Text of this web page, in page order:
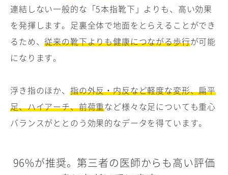
連結しない一般的な「5本指靴下」よりも、高い効果
を発揮します。足裏全体で地面をとらえることができ
るため、従来の靴下よりも健康につながる歩行が可能
になります。
浮き指のほか、 指の外反・内反など軽度な変形、扁平
足、ハイアーチ、前荷重など様々な足についても重心
バランスがととのう効果的なデータを得ています。
96%が推奨。第三者の医師からも高い評価